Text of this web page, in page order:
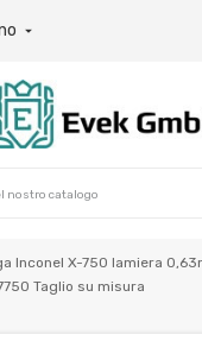

Inconel X-750 lamiera
Taglio su misura